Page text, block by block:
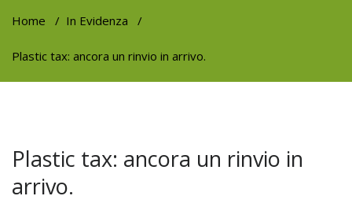
Home / In Evidenza /
Plastic tax: ancora un rinvio in arrivo.
Plastic tax: ancora un rinvio in
arrivo.